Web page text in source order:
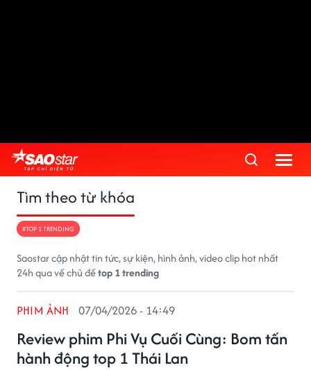
Tìm theo từ khóa
#TOP 1 TRENDING
Saostar cập nhật tin tức, sự kiện, hình ảnh, video clip hot nhất
24h qua về chủ đềtop 1 trending
Review phim Phi Vụ Cuối Cùng: Bom tấn
hành động top 1 Thái Lan
PHIM ẢNH 07/04/2026 - 14:49